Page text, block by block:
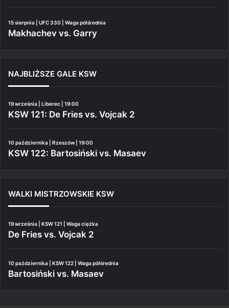
15 sierpnia | UFC 330 | Waga półśrednia
Makhachev vs. Garry
NAJBLIŻSZE GALE KSW
19 września | Liberec | 19:00
KSW 121: De Fries vs. Vojcak 2
10 października | Rzeszów | 19:00
KSW 122: Bartosiński vs. Masaev
WALKI MISTRZOWSKIE KSW
19 września | KSW 121 | Waga ciężka
De Fries vs. Vojcak 2
10 października | KSW 122 | Waga półśrednia
Bartosiński vs. Masaev